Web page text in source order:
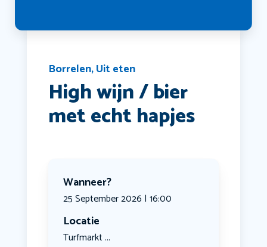
Borrelen,Uit eten
High wijn / bier
met echt hapjes
Wanneer?
25 September 2026 | 16:00
Locatie
Turfmarkt ...